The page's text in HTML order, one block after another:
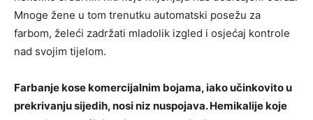
Mnoge žene u tom trenutku automatski posežu za
farbom, želeći zadržati mladolik izgled i osjećaj kontrole
nad svojim tijelom.
Farbanje kose komercijalnim bojama, iako učinkovito u
prekrivanju sijedih, nosi niz nuspojava. Hemikalije koje